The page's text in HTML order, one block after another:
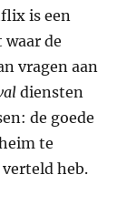
is een
waar de
vragen aan
diensten
de goede
te
heb.